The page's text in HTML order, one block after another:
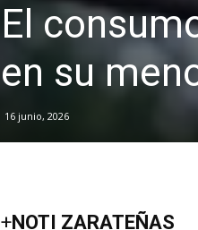
El
en su
16 junio, 2026
+NOTI ZARATEÑAS